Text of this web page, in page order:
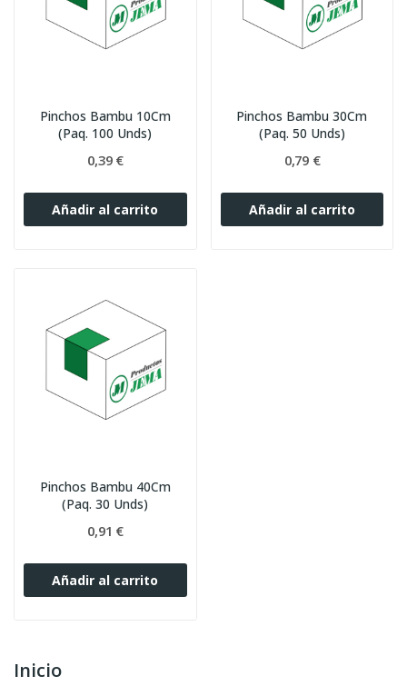
Inicio
Pinchos Bambu 10Cm
(Paq. 100 Unds)
0,39 €
Añadir al carrito
Pinchos Bambu 30Cm
(Paq. 50 Unds)
0,79 €
Añadir al carrito
Pinchos Bambu 40Cm
(Paq. 30 Unds)
0,91 €
Añadir al carrito